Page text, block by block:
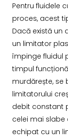
Pentru fluidele
proces, acest
Dacă există un
un limitator
împinge fluidul
timpul
murdărește,
limitatorului
debit constant
celei mai
echipat cu un